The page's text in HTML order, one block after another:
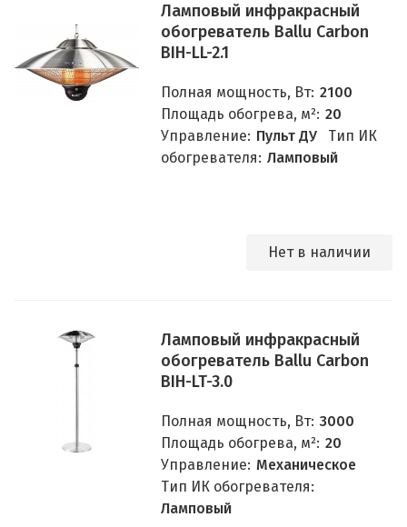
Ламповый инфракрасный
обогреватель Ballu Carbon
BIH-LL-2.1
Полная мощность, Вт: 2100
Площадь обогрева, м²: 20
Управление: Пульт ДУ
Тип ИК
обогревателя: Ламповый
Нет в наличии
Ламповый инфракрасный
обогреватель Ballu Carbon
BIH-LT-3.0
Полная мощность, Вт: 3000
Площадь обогрева, м²: 20
Управление: Механическое
Тип ИК обогревателя:
Ламповый